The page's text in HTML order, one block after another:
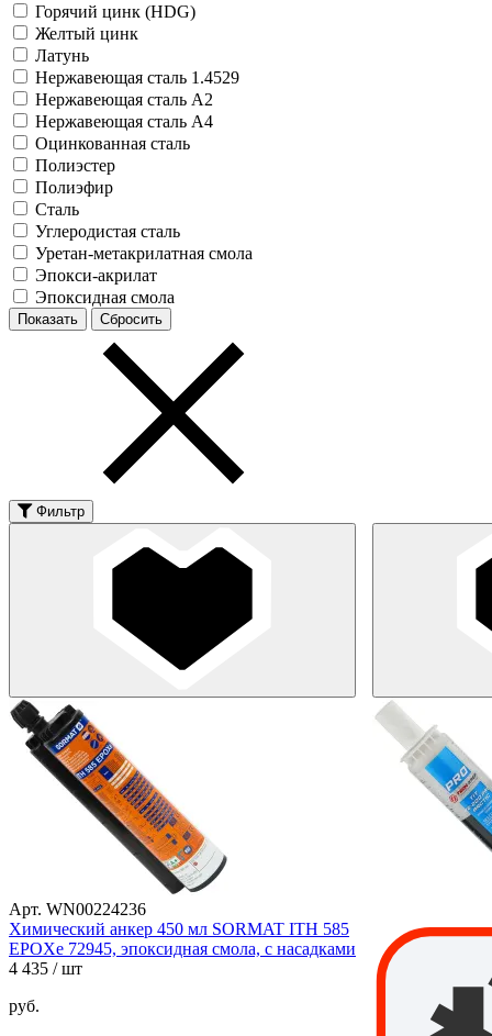
Горячий цинк (HDG)
Желтый цинк
Латунь
Нержавеющая сталь 1.4529
Нержавеющая сталь А2
Нержавеющая сталь А4
Оцинкованная сталь
Полиэстер
Полиэфир
Сталь
Углеродистая сталь
Уретан-метакрилатная смола
Эпокси-акрилат
Эпоксидная смола
Фильтр
Арт. WN00224236
Химический анкер 450 мл SORMAT ITH 585
EPOXe 72945, эпоксидная смола, с насадками
4 435 / шт
руб.